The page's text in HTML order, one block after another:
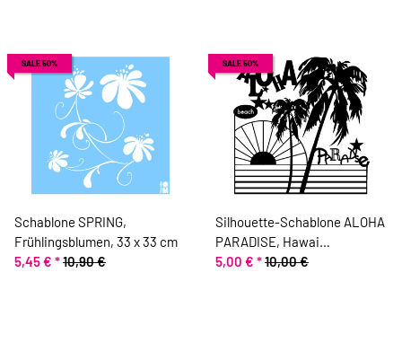
SALE 50%
Schablone SPRING,
Frühlingsblumen, 33 x 33 cm
5,45 € *10,90 €
SALE 50%
Silhouette-Schablone ALOHA
PARADISE, Hawai
Impressionen, 30 x 30 cm
5,00 € *10,00 €